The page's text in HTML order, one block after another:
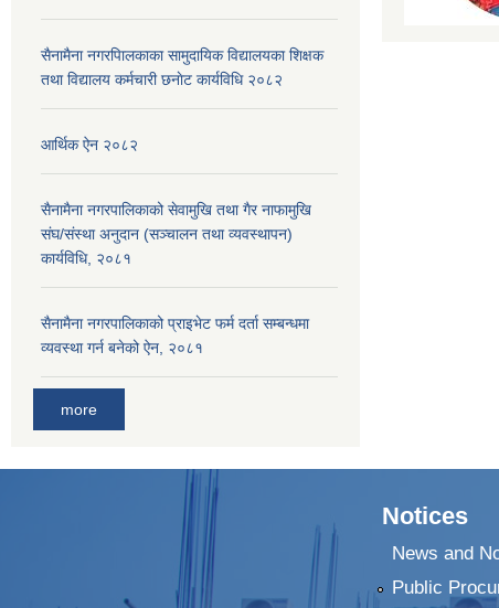
सैनामैना नगरपािलकाका सामुदायिक विद्यालयका शिक्षक
तथा विद्यालय कर्मचारी छनाेट कार्यविधि २०८२
आर्थिक ऐन २०८२
सैनामैना नगरपालिकाको सेवामुखि तथा गैर नाफामुखि
संघ/संस्था अनुदान (सञ्चालन तथा व्यवस्थापन)
कार्यविधि, २०८१
सैनामैना नगरपालिकाको प्राइभेट फर्म दर्ता सम्बन्धमा
व्यवस्था गर्न बनेको ऐन, २०८१
more
Notices
News and
Public